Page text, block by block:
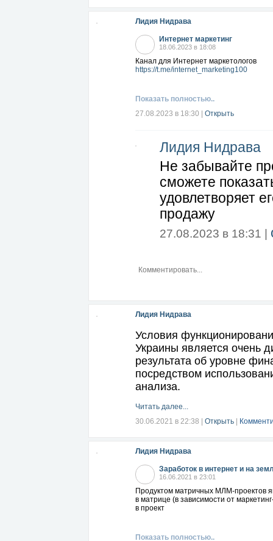
Лидия Нидрава
Интернет маркетинг
18.06.2023 в 18:08
Канал для Интернет маркетологов
https://t.me/internet_marketing100
Показать полностью..
27.08.2023 в 18:30
Открыть
Лидия Нидрава
Не забывайте
сможете
удовлетворяет
продажу
27.08.2023 в 18:31 |
Лидия Нидрава
Условия
Украины является очень
результата об уровне
посредством
анализа.
Читать далее...
30.06.2021 в 22:38
Открыть
Лидия Нидрава
Заработок в интернет и на
16.06.2021 в 23:01
Продуктом матричных МЛМ-проектов
в матрице (в зависимости от
в проект
Показать полностью..